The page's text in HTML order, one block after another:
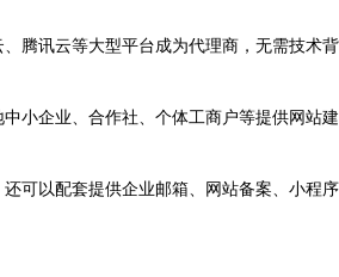
腾讯云等大型平台成为代理商，无需技术背
小企业、合作社、个体工商户等提供网站建
可以配套提供企业邮箱、网站备案、小程序